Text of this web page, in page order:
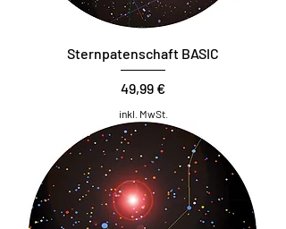
Sternpatenschaft BASIC
Preis
49,99 €
inkl. MwSt.